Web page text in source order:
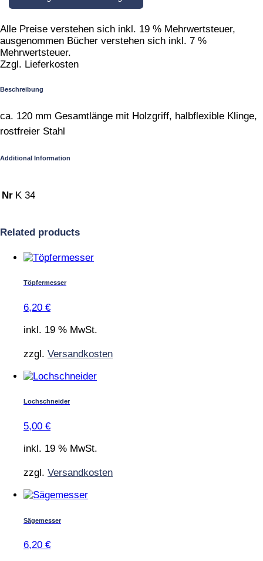
Alle Preise verstehen sich inkl. 19 % Mehrwertsteuer,
ausgenommen Bücher verstehen sich inkl. 7 %
Mehrwertsteuer.
Zzgl. Lieferkosten
Beschreibung
ca. 120 mm Gesamtlänge mit Holzgriff, halbflexible Klinge,
rostfreier Stahl
Additional Information
Nr K 34
Related products
Töpfermesser
6,20 €
inkl. 19 % MwSt.
zzgl. Versandkosten
Lochschneider
5,00 €
inkl. 19 % MwSt.
zzgl. Versandkosten
Sägemesser
6,20 €